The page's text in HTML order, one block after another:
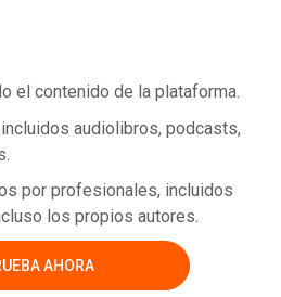
el contenido de la plataforma.
audiolibros, podcasts,
por profesionales, incluidos
los propios autores.
AHORA